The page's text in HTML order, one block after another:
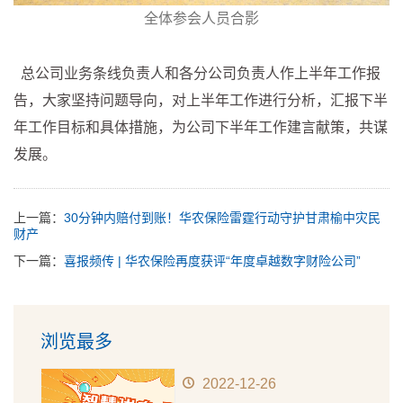
全体参会人员合影
总公司业务条线负责人和各分公司负责人作上半年工作报
告，大家坚持问题导向，对上半年工作进行分析，汇报下半
年工作目标和具体措施，为公司下半年工作建言献策，共谋
发展。
上一篇： 30分钟内赔付到账！华农保险雷霆行动守护甘肃榆中灾民
财产
下一篇： 喜报频传 | 华农保险再度获评“年度卓越数字财险公司”
浏览最多
2022-12-26